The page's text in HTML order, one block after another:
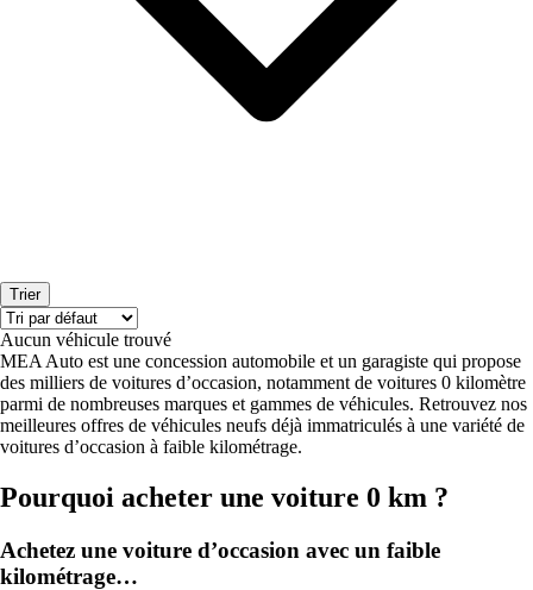
Trier
Aucun véhicule trouvé
MEA Auto est une concession automobile et un garagiste qui propose
des milliers de voitures d’occasion, notamment de voitures 0 kilomètre
parmi de nombreuses marques et gammes de véhicules. Retrouvez nos
meilleures offres de véhicules neufs déjà immatriculés à une variété de
voitures d’occasion à faible kilométrage.
Pourquoi acheter une voiture 0 km ?
Achetez une voiture d’occasion avec un faible
kilométrage…